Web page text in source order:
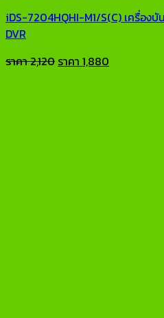
iDS-7204HQHI-M1/S(C) เครื่อง
DVR
ราคา2,120 Original
ราคา 1,880